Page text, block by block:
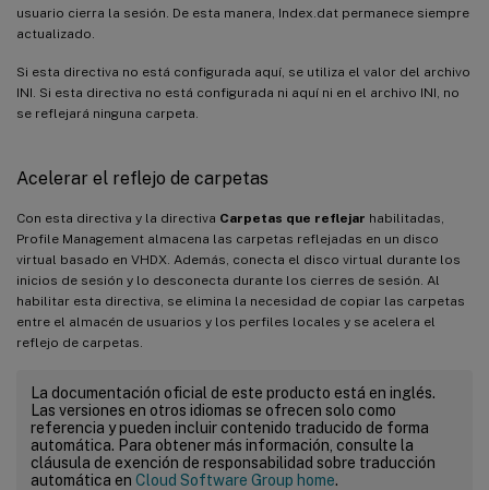
usuario cierra la sesión. De esta manera, Index.dat permanece siempre
actualizado.
Si esta directiva no está configurada aquí, se utiliza el valor del archivo
INI. Si esta directiva no está configurada ni aquí ni en el archivo INI, no
se reflejará ninguna carpeta.
Acelerar el reflejo de carpetas
Con esta directiva y la directiva Carpetas que reflejar habilitadas,
Profile Management almacena las carpetas reflejadas en un disco
virtual basado en VHDX. Además, conecta el disco virtual durante los
inicios de sesión y lo desconecta durante los cierres de sesión. Al
habilitar esta directiva, se elimina la necesidad de copiar las carpetas
entre el almacén de usuarios y los perfiles locales y se acelera el
reflejo de carpetas.
La documentación oficial de este producto está en inglés.
Las versiones en otros idiomas se ofrecen solo como
referencia y pueden incluir contenido traducido de forma
automática. Para obtener más información, consulte la
cláusula de exención de responsabilidad sobre traducción
automática en Cloud Software Group home.